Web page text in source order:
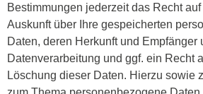
Bestimmungen jederzeit das Recht
Auskunft über Ihre gespeicherten
Daten, deren Herkunft und Empfänger
Datenverarbeitung und ggf. ein Recht
Löschung dieser Daten. Hierzu sowie